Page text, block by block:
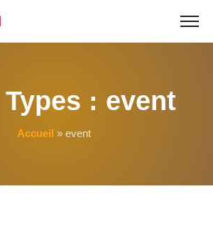
: event
Accueil » event